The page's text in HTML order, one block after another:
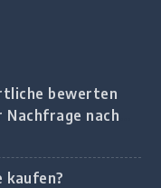
bewerten
nach
kaufen?